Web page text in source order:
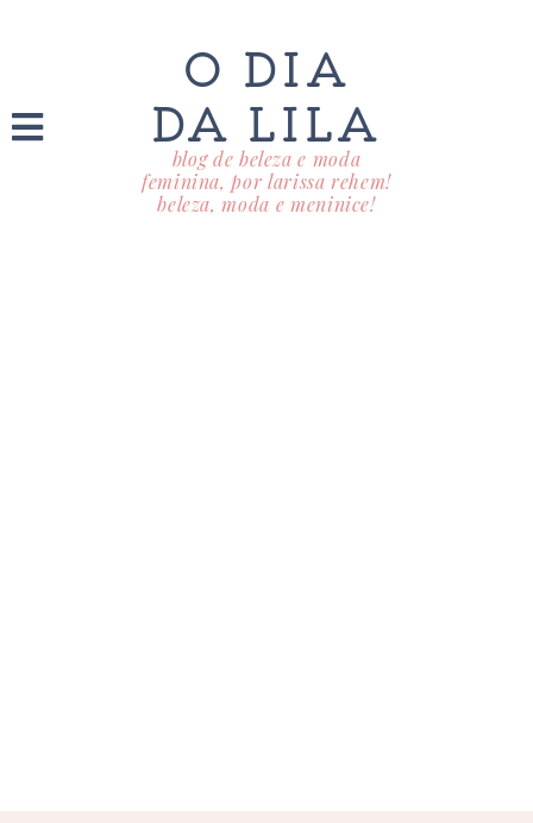
O DIA
DA LILA
blog de beleza e moda
feminina, por larissa rehem!
beleza, moda e meninice!